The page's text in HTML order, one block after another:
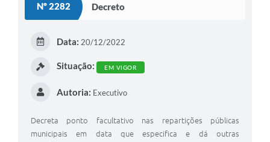
Nº 2282 Decreto
Data: 20/12/2022
Situação: EM VIGOR
Autoria: Executivo
Decreta ponto facultativo nas repartições públicas
municipais em data que especifica e dá outras